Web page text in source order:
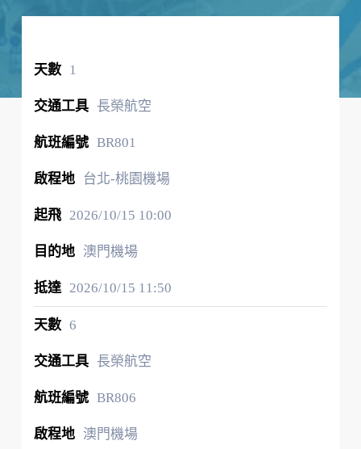
1
長榮航空
BR801
台北-桃園機場
2026/10/15 10:00
澳門機場
2026/10/15 11:50
6
長榮航空
BR806
澳門機場